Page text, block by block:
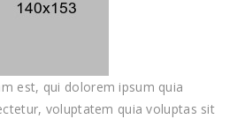
est, qui dolorem ipsum quia
voluptatem quia voluptas sit